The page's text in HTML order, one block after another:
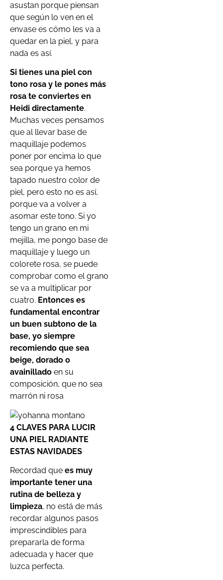
asustan porque piensan
que según lo ven en el
envase es cómo les va a
quedar en la piel, y para
nada es así.
Si tienes una piel con
tono rosa y le pones más
rosa te conviertes en
Heidi directamente.
Muchas veces pensamos
que al llevar base de
maquillaje podemos
poner por encima lo que
sea porque ya hemos
tapado nuestro color de
piel, pero esto no es así,
porque va a volver a
asomar este tono. Si yo
tengo un grano en mi
mejilla, me pongo base de
maquillaje y luego un
colorete rosa, se puede
comprobar como el grano
se va a multiplicar por
cuatro. Entonces es
fundamental encontrar
un buen subtono de la
base, yo siempre
recomiendo que sea
beige, dorado o
avainillado en su
composición, que no sea
marrón ni rosa
4 CLAVES PARA LUCIR
UNA PIEL RADIANTE
ESTAS NAVIDADES
Recordad que es muy
importante tener una
rutina de belleza y
limpieza, no está de más
recordar algunos pasos
imprescindibles para
prepararla de forma
adecuada y hacer que
luzca perfecta.